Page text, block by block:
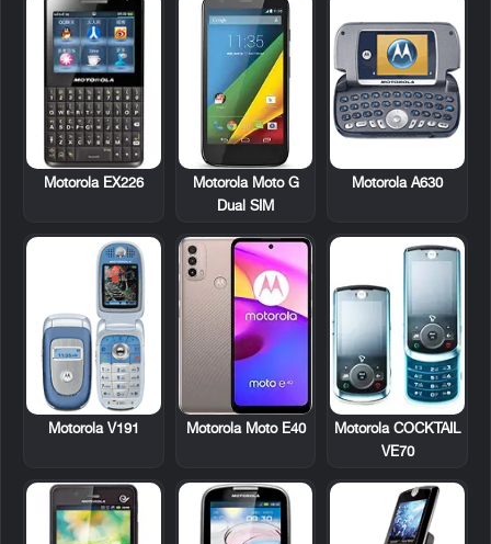
Motorola A630
Motorola Moto G
Dual SIM
Motorola EX226
Motorola COCKTAIL
VE70
Motorola Moto E40
Motorola V191